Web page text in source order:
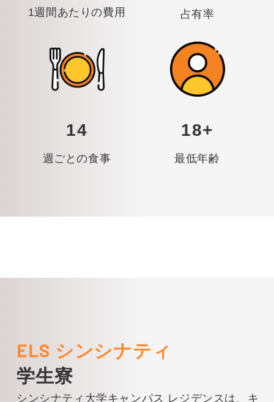
1週間あたりの費用 占有率
14
週ごとの食事
18+
最低年齢
ELS シンシナティ
学生寮
シンシナティ大学キャンパス レジデンスは、キ